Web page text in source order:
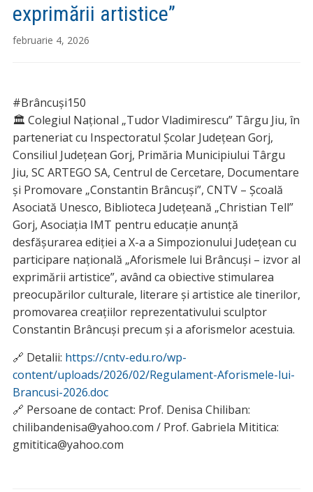
exprimării artistice”
februarie 4, 2026
#Brâncuși150
🏛 Colegiul Național „Tudor Vladimirescu” Târgu Jiu, în
parteneriat cu Inspectoratul Școlar Județean Gorj,
Consiliul Județean Gorj, Primăria Municipiului Târgu
Jiu, SC ARTEGO SA, Centrul de Cercetare, Documentare
și Promovare „Constantin Brâncuși”, CNTV – Școală
Asociată Unesco, Biblioteca Județeană „Christian Tell”
Gorj, Asociația IMT pentru educație anunţă
desfăşurarea ediţiei a X-a a Simpozionului Județean cu
participare națională „Aforismele lui Brâncuși – izvor al
exprimării artistice”, având ca obiective stimularea
preocupărilor culturale, literare și artistice ale tinerilor,
promovarea creaţiilor reprezentativului sculptor
Constantin Brâncuși precum și a aforismelor acestuia.
🔗 Detalii: https://cntv-edu.ro/wp-
content/uploads/2026/02/Regulament-Aforismele-lui-
Brancusi-2026.doc
🔗 Persoane de contact: Prof. Denisa Chiliban:
chilibandenisa@yahoo.com / Prof. Gabriela Mititica:
gmititica@yahoo.com